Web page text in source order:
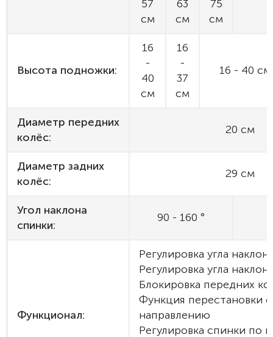
57
см
63
см
75
см
Высота подножки:
16
-
40
см
16
-
37
см
16 - 40 см
Диаметр передних
колёс:
20 см
Диаметр задних
колёс:
29 см
Угол наклона
спинки:
90 - 160 °
Функционал:
Регулировка угла
Регулировка угла
Блокировка передних
Функция перестановки
направлению
Регулировка спинки по